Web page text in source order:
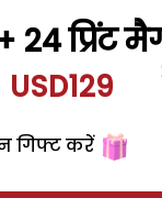
24 प्रिंट
USD129
गिफ्ट करें